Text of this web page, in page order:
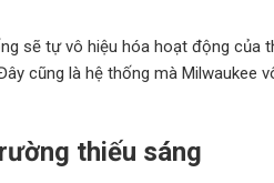
sẽ tự vô hiệu hóa hoạt động của
cũng là hệ thống mà Milwaukee
thiếu sáng